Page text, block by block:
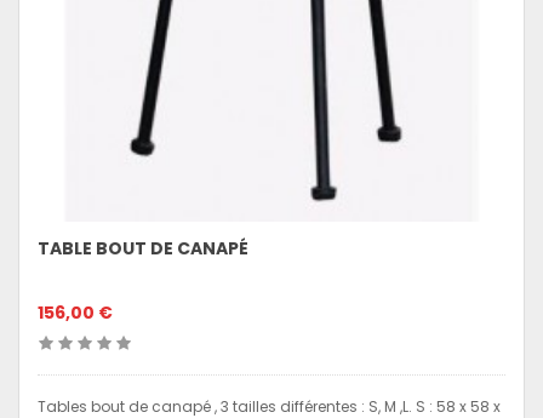
TABLE BOUT DE CANAPÉ
156,00 €
Tables bout de canapé , 3 tailles différentes : S, M ,L. S : 58 x 58 x